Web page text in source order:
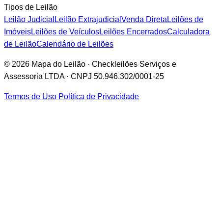
Tipos de Leilão
Leilão Judicial Leilão Extrajudicial Venda Direta Leilões de
ImóveisLeilões de VeículosLeilões EncerradosCalculadora
de LeilãoCalendário de Leilões
© 2026 Mapa do Leilão · Checkleilões Serviços e
Assessoria LTDA · CNPJ 50.946.302/0001-25
Termos de Uso Política de Privacidade